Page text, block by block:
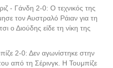
- Γάνδη 2-0: Ο τεχνικός της
τον Αυστραλό Ράιαν για τη
ο Διούδης είδε τη νίκη της
2-0: Δεν αγωνίστηκε στην
από τη Σέρινγκ. Η Τουμπίζε